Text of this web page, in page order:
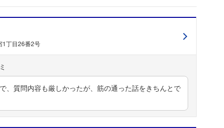
1丁目26番2号
、質問内容も厳しかったが、筋の通った話をきちんとで